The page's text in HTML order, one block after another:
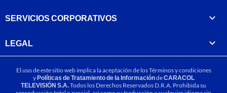
SERVICIOS CORPORATIVOS
LEGAL
El uso de este sitio web implica la aceptación de losTérminos y condiciones
yPolíticas de Tratamiento de la InformacióndeCARACOL
TELEVISIÓN S.A.Todos los Derechos Reservados D.R.A. Prohibida su